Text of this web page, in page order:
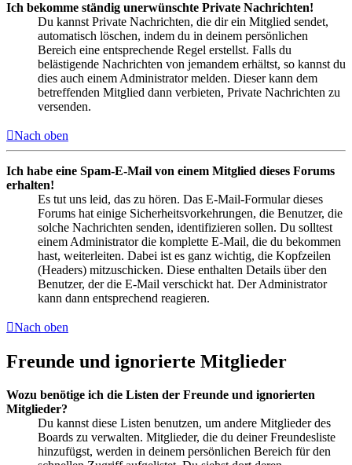
Ich bekomme ständig unerwünschte Private Nachrichten!
Du kannst Private Nachrichten, die dir ein Mitglied sendet,
automatisch löschen, indem du in deinem persönlichen
Bereich eine entsprechende Regel erstellst. Falls du
belästigende Nachrichten von jemandem erhältst, so kannst du
dies auch einem Administrator melden. Dieser kann dem
betreffenden Mitglied dann verbieten, Private Nachrichten zu
versenden.
Nach oben
Ich habe eine Spam-E-Mail von einem Mitglied dieses Forums
erhalten!
Es tut uns leid, das zu hören. Das E-Mail-Formular dieses
Forums hat einige Sicherheitsvorkehrungen, die Benutzer, die
solche Nachrichten senden, identifizieren sollen. Du solltest
einem Administrator die komplette E-Mail, die du bekommen
hast, weiterleiten. Dabei ist es ganz wichtig, die Kopfzeilen
(Headers) mitzuschicken. Diese enthalten Details über den
Benutzer, der die E-Mail verschickt hat. Der Administrator
kann dann entsprechend reagieren.
Nach oben
Freunde und ignorierte Mitglieder
Wozu benötige ich die Listen der Freunde und ignorierten
Mitglieder?
Du kannst diese Listen benutzen, um andere Mitglieder des
Boards zu verwalten. Mitglieder, die du deiner Freundesliste
hinzufügst, werden in deinem persönlichen Bereich für den